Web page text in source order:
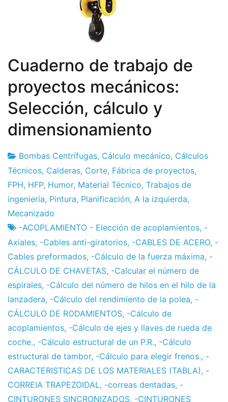
Cuaderno de trabajo de
proyectos mecánicos:
Selección, cálculo y
dimensionamiento
Fábrica
de
proyectos
7
el
diciembre
el
2012
Bombas Centrífugas, Cálculo mecánico, Cálculos
Técnicos, Calderas, Corte, Fábrica de proyectos,
FPH, HFP, Humor, Material Técnico, Trabajos de
ingeniería, Pintura, Planificación, A la izquierda,
Mecanizado
-ACOPLAMIENTO - Elección de acoplamientos, -
Axiales, -Cables anti-giratorios, -CABLES DE ACERO, -
Cables preformados, -Cálculo de la fuerza máxima, -
CÁLCULO DE CHAVETAS, -Calcular el número de
espirales, -Cálculo del número de hilos en el hilo de la
lanzadera, -Cálculo del rendimiento de la polea, -
CÁLCULO DE RODAMIENTOS, -Cálculo de
acoplamientos, -Cálculo de ejes y llaves de rueda de
coche., -Cálculo estructural de un P.R., -Cálculo
estructural de tambor, -Cálculo para elegir frenos., -
CARACTERISTICAS DE LOS MATERIALES (TABLA), -
CORREIA TRAPEZOIDAL, -correas dentadas, -
CINTURONES SINCRONIZADOS, -CINTURONES